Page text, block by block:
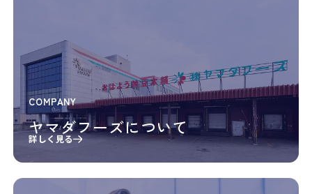
COMPANY
ヤマダフーズについて
詳しく見る